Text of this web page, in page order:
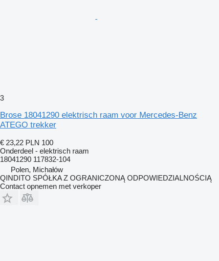
3
Brose 18041290 elektrisch raam voor Mercedes-Benz
ATEGO trekker
€ 23,22 PLN 100
Onderdeel - elektrisch raam
18041290 117832-104
Polen, Michałów
QINDITO SPÓŁKA Z OGRANICZONĄ ODPOWIEDZIALNOŚCIĄ
Contact opnemen met verkoper